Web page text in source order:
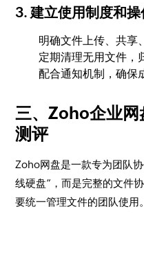
3. 建立使用制度和
明确文件上传、共享
定期清理无用文件，
配合通知机制，确保
三、Zoho企业网
测评
Zoho网盘是一款专为团队
线硬盘”，而是完整的文件
要统一管理文件的团队使用。